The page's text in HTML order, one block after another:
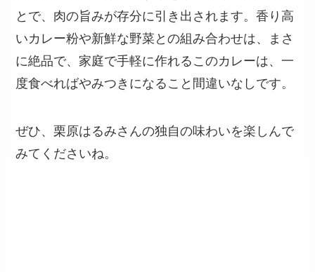
とで、肉の旨みが存分に引き出されます。香り高
いカレー粉や新鮮な野菜との組み合わせは、まさ
に絶品で、家庭で手軽に作れるこのカレーは、一
度食べればやみつきになること間違いなしです。
ぜひ、栗原はるみさんの独自の味わいを楽しんで
みてくださいね。